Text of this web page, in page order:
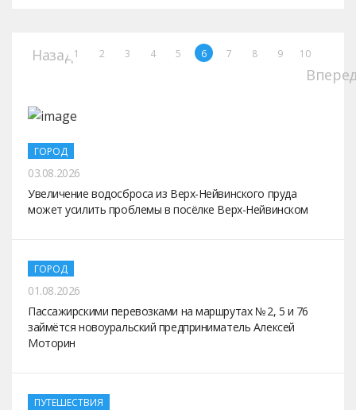
Назад 1 2 3 4 5 6 7 8 9 10
ГОРОД
03.08.2026
Увеличение водосброса из Верх-Нейвинского пруда
может усилить проблемы в посёлке Верх-Нейвинском
ГОРОД
01.08.2026
Пассажирскими перевозками на маршрутах № 2, 5 и 76
займётся новоуральский предприниматель Алексей
Моторин
ПУТЕШЕСТВИЯ